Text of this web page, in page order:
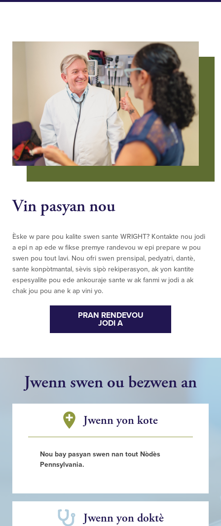
Vin pasyan nou
Èske w pare pou kalite swen sante WRIGHT? Kontakte nou jodi
a epi n ap ede w fikse premye randevou w epi prepare w pou
swen pou tout lavi. Nou ofri swen prensipal, pedyatri, dantè,
sante konpòtmantal, sèvis sipò rekiperasyon, ak yon kantite
espesyalite pou ede ankouraje sante w ak fanmi w jodi a ak
chak jou pou ane k ap vini yo.
PRAN RENDEVOU
JODI A
Jwenn swen ou bezwen an
Jwenn yon kote
Nou bay pasyan swen nan tout Nòdès
Pennsylvania.
Jwenn yon doktè